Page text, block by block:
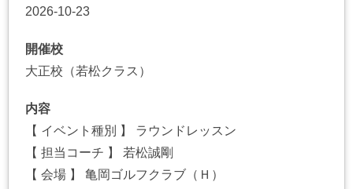
2026-10-23
開催校
大正校（若松クラス）
内容
【 イベント種別 】 ラウンドレッスン
【 担当コーチ 】 若松誠剛
【 会場 】 亀岡ゴルフクラブ（Ｈ）